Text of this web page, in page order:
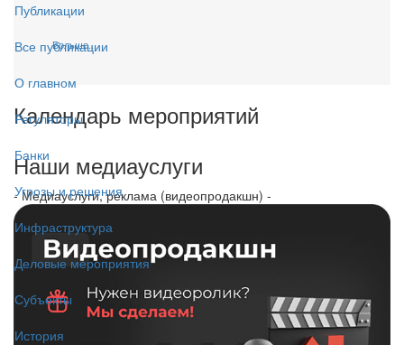
Публикации
Все публикации
О главном
Регуляторы
Банки
Угрозы и решения
Инфраструктура
Деловые мероприятия
Субъекты
История
Больше...
Календарь мероприятий
Наши медиауслуги
- Медиауслуги, реклама (видеопродакшн) -